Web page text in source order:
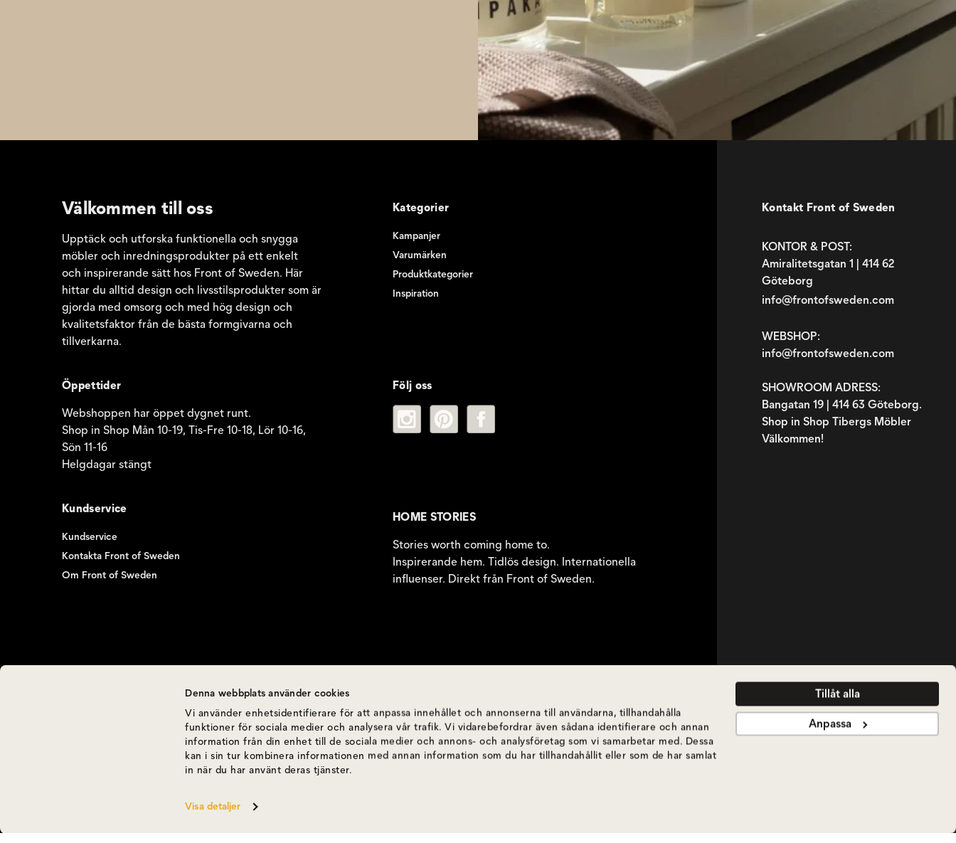
Denna webbplats använder cookies
Vi använder enhetsidentifierare för att anpassa innehållet och annonserna till användarna, tillhandahålla
funktioner för sociala medier och analysera vår trafik. Vi vidarebefordrar även sådana identifierare och annan
information från din enhet till de sociala medier och annons- och analysföretag som vi samarbetar med. Dessa
kan i sin tur kombinera informationen med annan information som du har tillhandahållit eller som de har samlat
in när du har använt deras tjänster.
Visa detaljer
Tillåt alla
Anpassa
Välkommen till oss
Upptäck och utforska funktionella och snygga
möbler och inredningsprodukter på ett enkelt
och inspirerande sätt hos Front of Sweden. Här
hittar du alltid design och livsstilsprodukter som är
gjorda med omsorg och med hög design och
kvalitetsfaktor från de bästa formgivarna och
tillverkarna.
Kategorier
Kampanjer
Varumärken
Produktkategorier
Inspiration
Öppettider
Webshoppen har öppet dygnet runt.
Shop in Shop Mån 10-19, Tis-Fre 10-18, Lör 10-16,
Sön 11-16
Helgdagar stängt
Följ oss
Kundservice
Kundservice
Kontakta Front of Sweden
Om Front of Sweden
HOME STORIES
Stories worth coming home to.
Inspirerande hem. Tidlös design. Internationella
influenser. Direkt från Front of Sweden.
Kontakt Front of Sweden
KONTOR & POST:
Amiralitetsgatan 1 | 414 62
Göteborg
info@frontofsweden.com
WEBSHOP:
info@frontofsweden.com
SHOWROOM ADRESS:
Bangatan 19 | 414 63 Göteborg.
Shop in Shop Tibergs Möbler
Välkommen!